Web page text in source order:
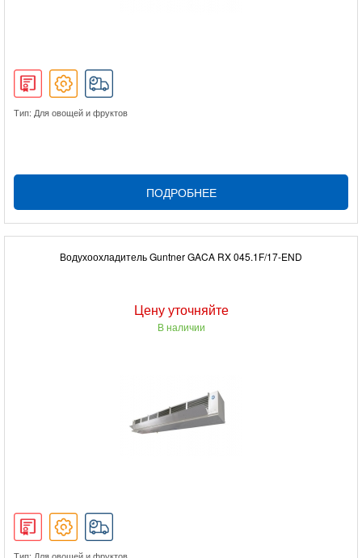
Тип: Для овощей и фруктов
ПОДРОБНЕЕ
Водухоохладитель Guntner GACA RX 045.1F/17-END
Цену уточняйте
В наличии